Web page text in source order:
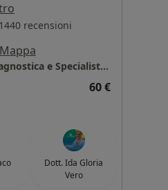
1440 recensioni
Mappa
Amantea - Gruppo Citrigno Diagnostica e Specialistica
60 €
Dott. Ida Gloria
Vero